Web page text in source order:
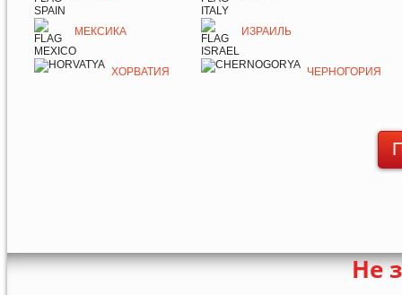
МЕКСИКА ИЗРАИЛЬ
ХОРВАТИЯ ЧЕРНОГОРИЯ
Не